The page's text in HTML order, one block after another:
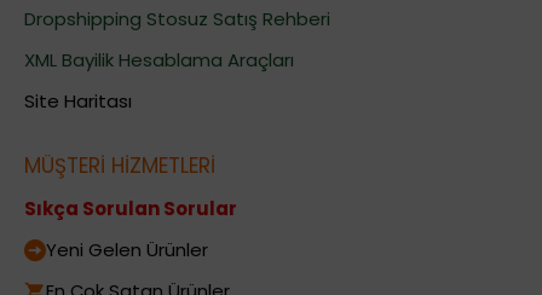
Dropshipping Stosuz Satış Rehberi
XML Bayilik Hesablama Araçları
Site Haritası
MÜŞTERİ HİZMETLERİ
Sıkça Sorulan Sorular
Yeni Gelen Ürünler